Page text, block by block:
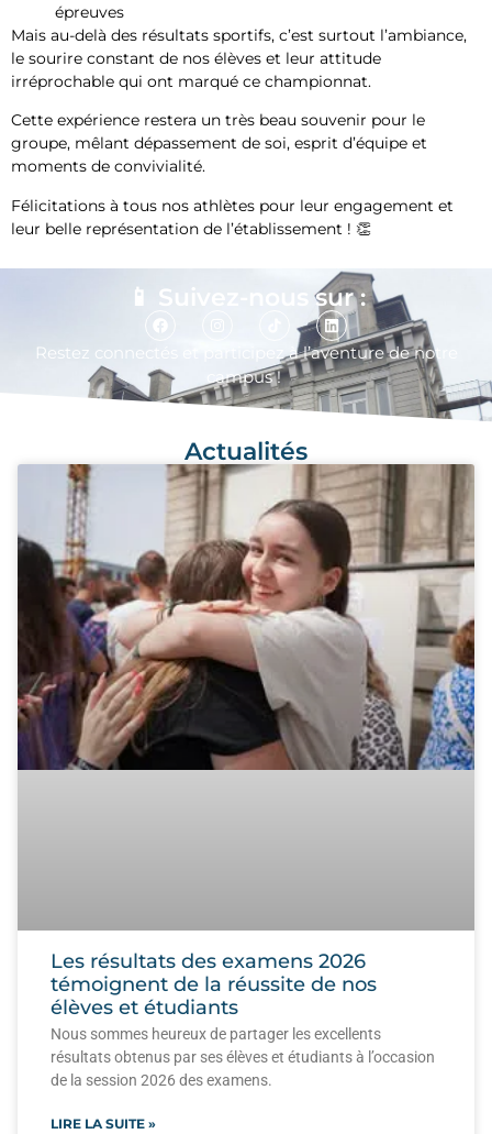
épreuves
Mais au-delà des résultats sportifs, c’est surtout l’ambiance,
le sourire constant de nos élèves et leur attitude
irréprochable qui ont marqué ce championnat.
Cette expérience restera un très beau souvenir pour le
groupe, mêlant dépassement de soi, esprit d’équipe et
moments de convivialité.
Félicitations à tous nos athlètes pour leur engagement et
leur belle représentation de l’établissement ! 👏
📱 Suivez-nous sur :
Restez connect s et participezàl’aventure de notre
campus !
Actualités
Les résultats des examens 2026
témoignent de la réussite de nos
élèves et étudiants
Nous sommes heureux de partager les excellents
résultats obtenus par ses élèves et étudiants à l’occasion
de la session 2026 des examens.
LIRE LA SUITE »